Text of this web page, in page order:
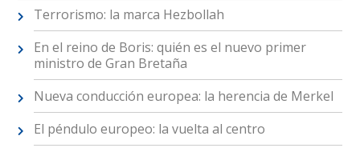
Terrorismo: la marca Hezbollah
En el reino de Boris: quién es el nuevo primer
ministro de Gran Bretaña
Nueva conducción europea: la herencia de Merkel
El péndulo europeo: la vuelta al centro